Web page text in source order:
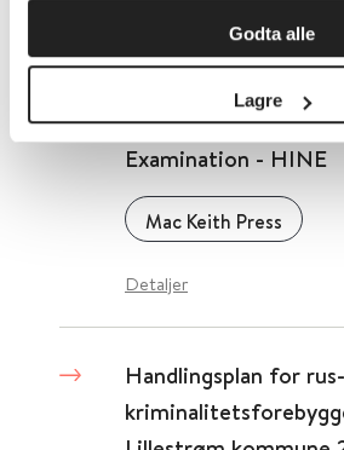
Godta alle
Lagre
Hammersmith
Examination - HINE
Mac Keith Press
Detaljer
Handlingsplan for